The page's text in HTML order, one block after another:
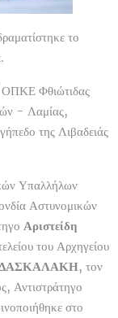
το
ΟΠΚΕ Φθιώτιδας
- Λαμίας,
της Λιβαδειάς
Υπαλλήλων
Αστυνομικών
Αριστείδη
του Αρχηγείου
ΔΑΣΚΑΛΑΚΗ, τον
Αντιστράτηγο
στο